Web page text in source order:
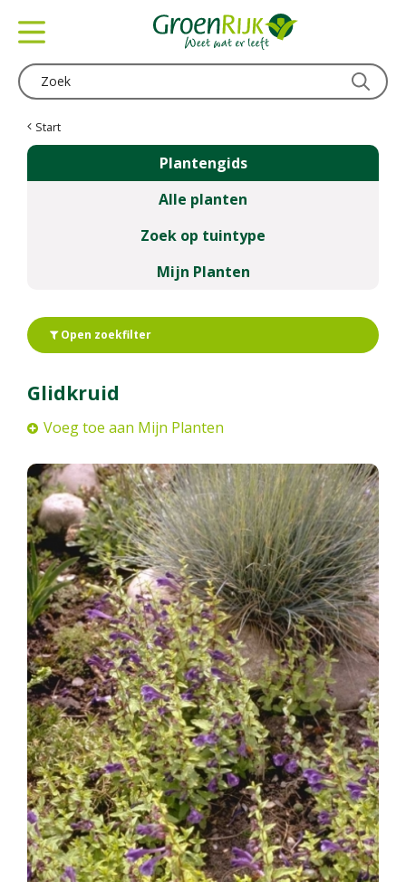
Start
Plantengids
Alle planten
Zoek op tuintype
Mijn Planten
Open zoekfilter
Glidkruid
Voeg toe aan Mijn Planten